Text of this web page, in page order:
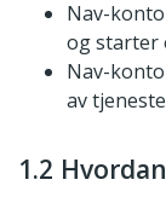
Nav-
og starter
Nav-
av
1.2